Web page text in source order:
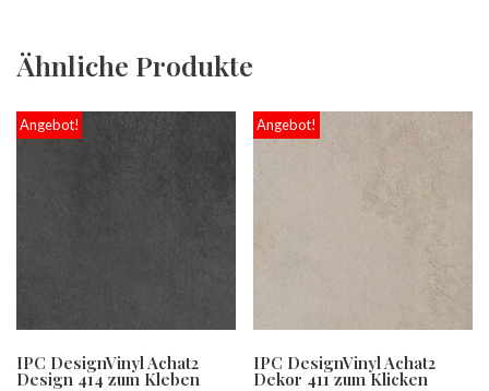
Ähnliche Produkte
Angebot!
IPC DesignVinyl Achat2
Design 414 zum Kleben
Angebot!
IPC DesignVinyl Achat2
Dekor 411 zum Klicken